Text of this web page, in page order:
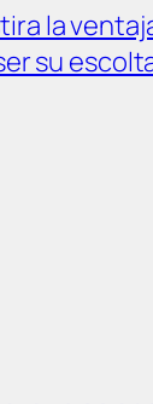
la
su